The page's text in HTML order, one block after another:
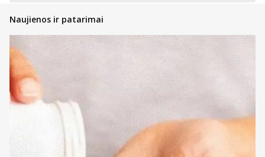
Naujienos ir patarimai